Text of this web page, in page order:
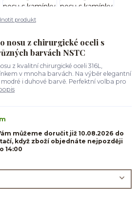
produkt
nosu z chirurgické oceli s
barvách NSTC
z kvalitní chirurgické oceli 316L,
v mnoha barvách. Na výběr elegantní
i duhové barvě. Perfektní volba pro
můžeme doručit již 10.08.2026 do
když zboží objednáte nejpozději
14:00